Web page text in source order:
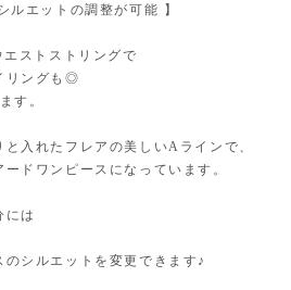
ルエットの調整が可能 】
ストストリングで
リングも◎
す。
入れたフレアの美しいAラインで、
ドワンピースになっています。
には
シルエットを変更できます♪